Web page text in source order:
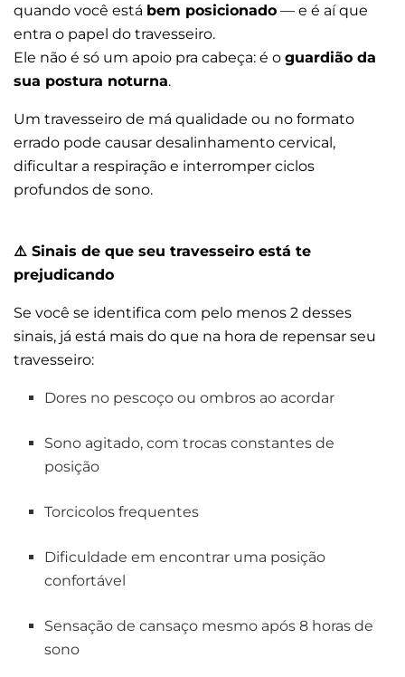
quando você está bem posicionado — e é aí que
entra o papel do travesseiro.
Ele não é só um apoio pra cabeça: é o guardião da
sua postura noturna.
Um travesseiro de má qualidade ou no formato
errado pode causar desalinhamento cervical,
dificultar a respiração e interromper ciclos
profundos de sono.
⚠️ Sinais de que seu travesseiro está te
prejudicando
Se você se identifica com pelo menos 2 desses
sinais, já está mais do que na hora de repensar seu
travesseiro:
Dores no pescoço ou ombros ao acordar
Sono agitado, com trocas constantes de
posição
Torcicolos frequentes
Dificuldade em encontrar uma posição
confortável
Sensação de cansaço mesmo após 8 horas de
sono